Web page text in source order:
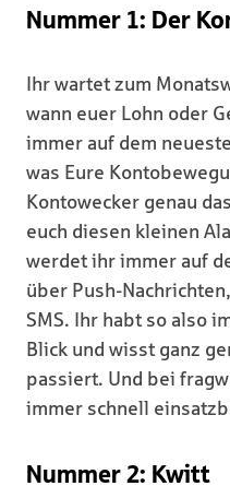
Nummer 1: Der
Ihr wartet zum
wann euer Lohn oder
immer auf dem
was Eure
Kontowecker genau
euch diesen kleinen
werdet ihr immer auf
über Push-
SMS. Ihr habt so also
Blick und wisst ganz
passiert. Und bei
immer schnell
Nummer 2: Kwitt